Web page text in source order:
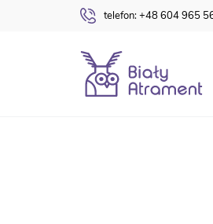
telefon: +48 604 965
Strona główna